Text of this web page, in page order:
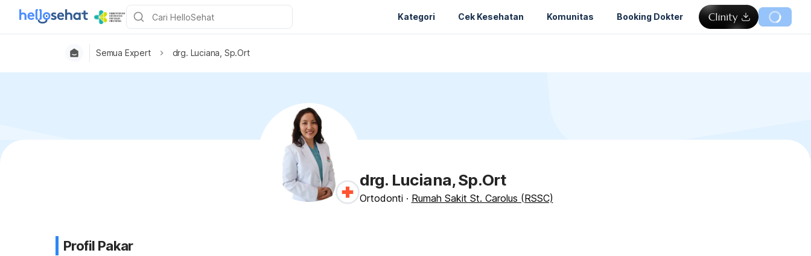
Kategori Cek Kesehatan Komunitas Booking Dokter
Semua Expert drg. Luciana, Sp.Ort
drg. Luciana, Sp.Ort
Ortodonti · Rumah Sakit St. Carolus (RSSC)
Profil Pakar